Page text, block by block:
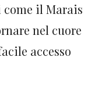
come il Marais
nel cuore
accesso